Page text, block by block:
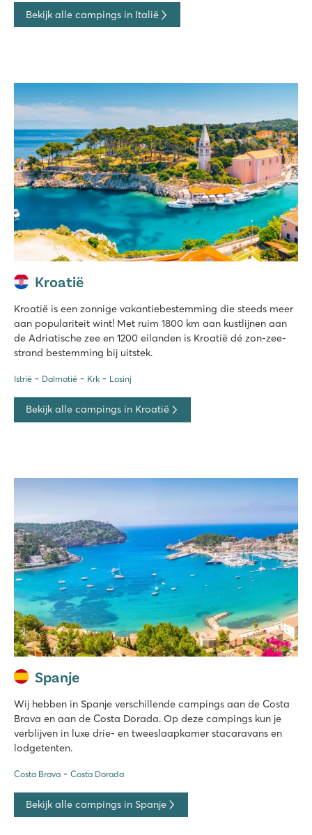
Bekijk alle campings in Italië
Kroatië
Kroatië is een zonnige vakantiebestemming die steeds meer
aan populariteit wint! Met ruim 1800 km aan kustlijnen aan
de Adriatische zee en 1200 eilanden is Kroatië dé zon-zee-
strand bestemming bij uitstek.
Istrië Dalmatië Krk Losinj
Bekijk alle campings in Kroatië
Spanje
Wij hebben in Spanje verschillende campings aan de Costa
Brava en aan de Costa Dorada. Op deze campings kun je
verblijven in luxe drie- en tweeslaapkamer stacaravans en
lodgetenten.
Costa Brava Costa Dorada
Bekijk alle campings in Spanje